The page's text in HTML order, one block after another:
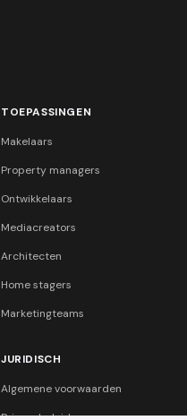
TOEPASSINGEN
Makelaars
Property managers
Ontwikkelaars
Mediacreators
Architecten
Home stagers
Marketingteams
JURIDISCH
Algemene voorwaarden